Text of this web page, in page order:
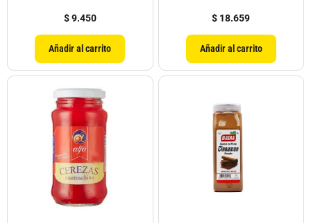
$9.450
Añadir al carrito
$ 18.659
Añadir al carrito